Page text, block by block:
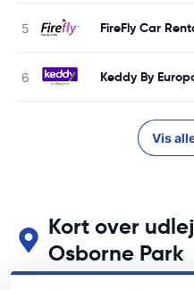
FireFly Car
Keddy By
Vis
Kort over
Osborne Park
Se vores vigtigste